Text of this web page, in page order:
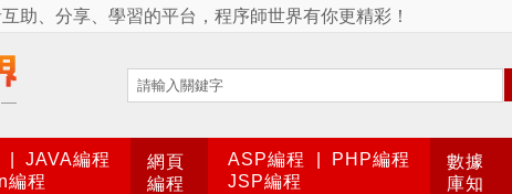
助、分享、學習的平台，程序師世界有你更精彩！
JAVA編程
編程
網頁
編程
ASP編程
PHP編程
JSP編程
數據
庫知